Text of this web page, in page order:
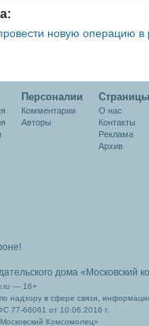
новую операцию
Персоналии
Комментарии
Авторы
Cтраницы
О нас
Контакты
Реклама
Архив
дома «Московский
— 16+
надзору в сфере связи,
77-66061 от 10.06.2016 г.
Комсомолец»